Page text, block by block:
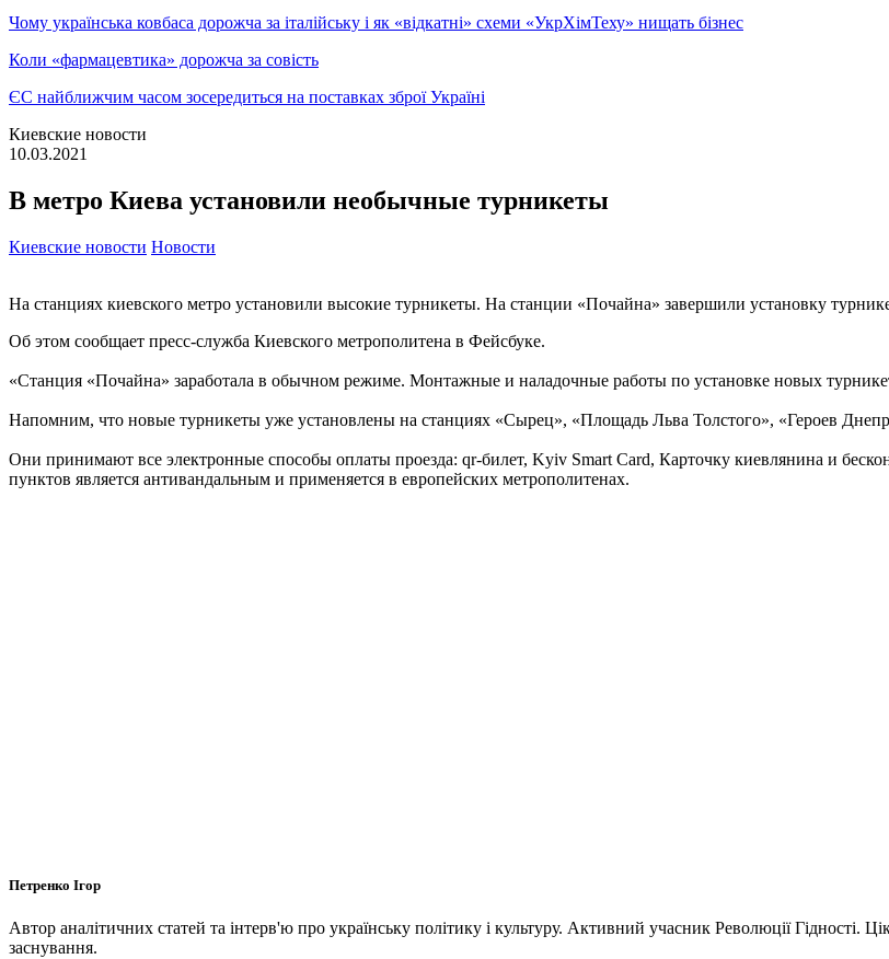
Чому українська ковбаса дорожча за італійську і як «відкатні» схеми «УкрХімТеху» нищать бізнес
Коли «фармацевтика» дорожча за совість
ЄС найближчим часом зосередиться на поставках зброї Україні
Киевские новости
10.03.2021
В метро Киева установили необычные турникеты
Киевские новости Новости
На станциях киевского метро установили высокие турникеты. На станции «Почайна» завершили установку
Об этом сообщает пресс-служба Киевского метрополитена в Фейсбуке.
«Станция «Почайна» заработала в обычном режиме. Монтажные и наладочные работы по установке новых
Напомним, что новые турникеты уже установлены на станциях «Сырец», «Площадь Льва Толстого», «Героев
Они принимают все электронные способы оплаты проезда: qr-билет, Kyiv Smart Card, Карточку киевлянина и
пунктов является антивандальным и применяется в европейских метрополитенах.
Петренко Ігор
Автор аналітичних статей та інтерв'ю про українську політику і культуру. Активний учасник Революції Гідності.
заснування.